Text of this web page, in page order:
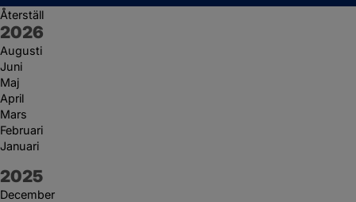
Återställ
År:
2026
Augusti
Juni
Maj
April
Mars
Februari
Januari
År:
2025
December